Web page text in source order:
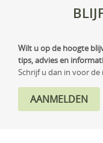
Wilt u op de hoogte
tips, advies en
Schrijf u dan in voor de